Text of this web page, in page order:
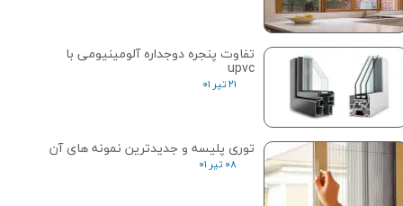
تفاوت پنجره دوجداره آلومینیومی با
upvc
۲۱ تیر ۰۱
توری پلیسه و جدیدترین نمونه های آن
۰۸ تیر ۰۱